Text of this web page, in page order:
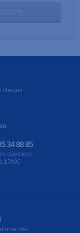
chèque
34 88 85
questions
17h00